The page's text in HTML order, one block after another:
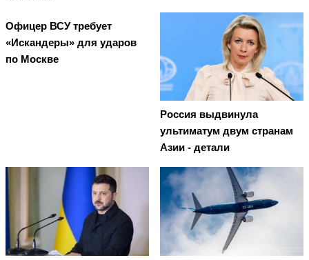
Офицер ВСУ требует
«Искандеры» для ударов
по Москве
Россия выдвинула
ультиматум двум странам
Азии - детали